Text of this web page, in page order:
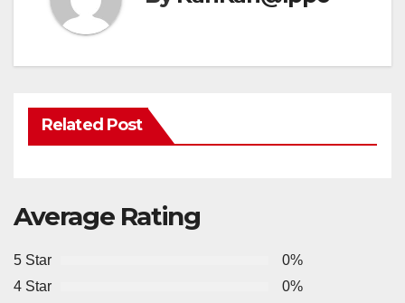
Related Post
Average Rating
5 Star
0%
4 Star
0%